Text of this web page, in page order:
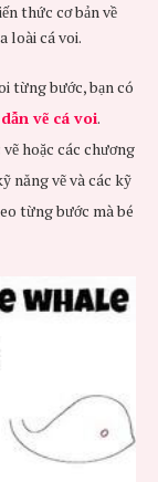
thức cơ bản về
loài cá voi.
từng bước, bạn có
vẽ cá voi.
hoặc các chương
năng vẽ và các kỹ
từng bước mà bé